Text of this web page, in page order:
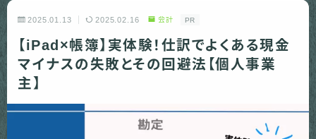
2025.01.13 2025.02.16 会計 PR
【iPad×帳簿】実体験！仕訳でよくある現金
マイナスの失敗とその回避法【個人事業
主】